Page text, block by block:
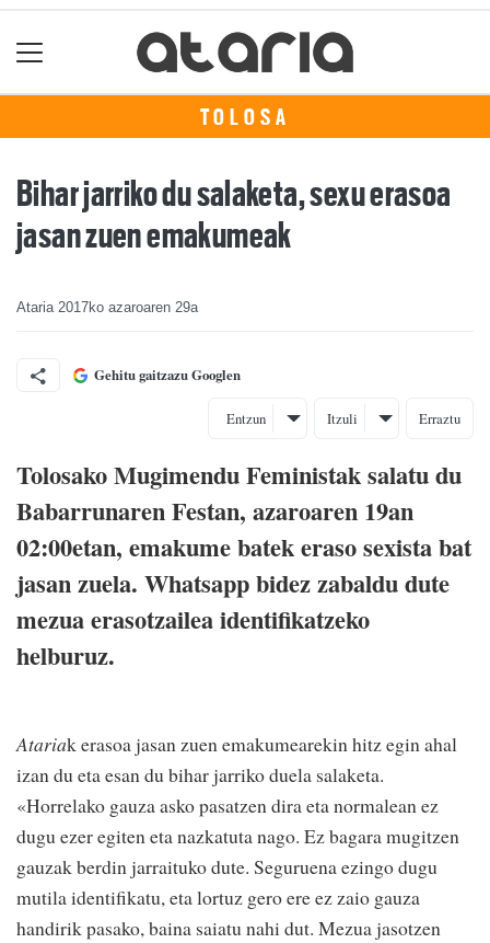
TOLOSA
Bihar jarriko du salaketa, sexu erasoa
jasan zuen emakumeak
Ataria 2017ko azaroaren 29a
Gehitu gaitzazu Googlen
Entzun Itzuli Erraztu
Tolosako Mugimendu Feministak salatu du
Babarrunaren Festan, azaroaren 19an
02:00etan, emakume batek eraso sexista bat
jasan zuela. Whatsapp bidez zabaldu dute
mezua erasotzailea identifikatzeko
helburuz.
Atariak erasoa jasan zuen emakumearekin hitz egin ahal
izan du eta esan du bihar jarriko duela salaketa.
«Horrelako gauza asko pasatzen dira eta normalean ez
dugu ezer egiten eta nazkatuta nago. Ez bagara mugitzen
gauzak berdin jarraituko dute. Seguruena ezingo dugu
mutila identifikatu, eta lortuz gero ere ez zaio gauza
handirik pasako, baina saiatu nahi dut. Mezua jasotzen